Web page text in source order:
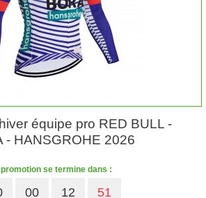
équipe pro RED BULL -
- HANSGROHE 2026
promotion se termine dans :
00 12 50